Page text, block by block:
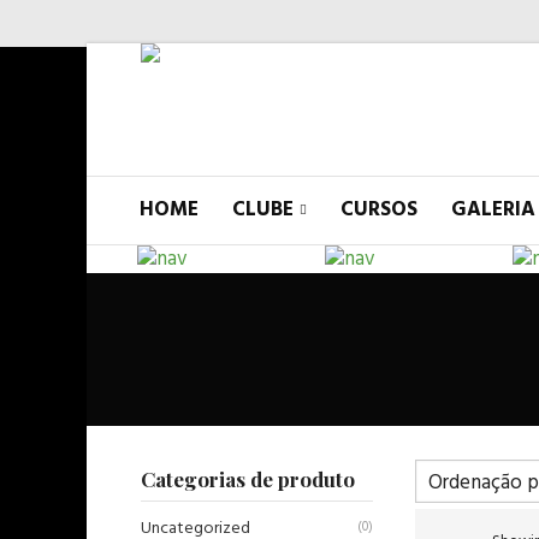
HOME CLUBE CURSOS GALERIA
Categorias de produto
Uncategorized (0)